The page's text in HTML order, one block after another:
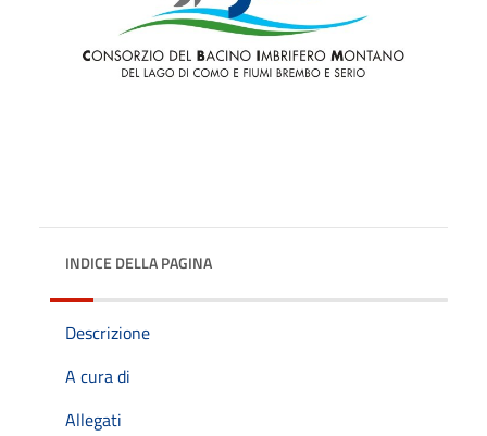
INDICE DELLA PAGINA
Descrizione
A cura di
Allegati